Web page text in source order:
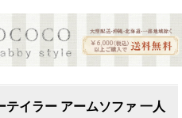
テイラー アームソファ 一人